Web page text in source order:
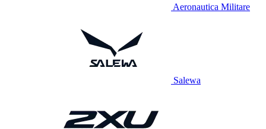
Aeronautica Militare
Salewa